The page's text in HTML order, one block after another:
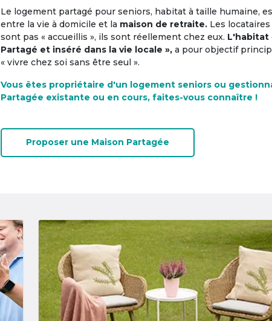
Le logement partagé pour seniors, habitat à taille humaine,
entre la vie à domicile et la maison de retraite. Les
sont pas « accueillis », ils sont réellement chez eux. L'habitat
Partagé et inséré dans la vie locale », a pour objectif
« vivre chez soi sans être seul ».
Vous êtes propriétaire d'un logement seniors ou
Partagée existante ou en cours, faites-vous connaître !
Proposer une Maison Partagée